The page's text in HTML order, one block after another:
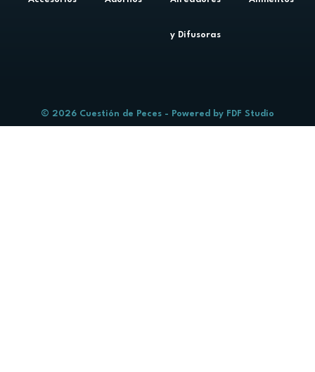
y Difusoras
© 2026 Cuestión de Peces - Powered by FDF Studio